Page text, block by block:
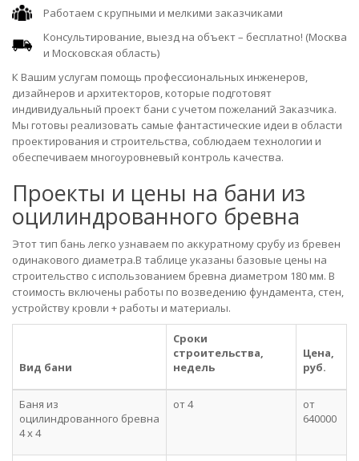
Работаем с крупными и мелкими заказчиками
Консультирование, выезд на объект – бесплатно! (Москва
и Московская область)
К Вашим услугам помощь профессиональных инженеров,
дизайнеров и архитекторов, которые подготовят
индивидуальный проект бани с учетом пожеланий Заказчика.
Мы готовы реализовать самые фантастические идеи в области
проектирования и строительства, соблюдаем технологии и
обеспечиваем многоуровневый контроль качества.
Проекты и цены на бани из
оцилиндрованного бревна
Этот тип бань легко узнаваем по аккуратному срубу из бревен
одинакового диаметра.В таблице указаны базовые цены на
строительство с использованием бревна диаметром 180 мм. В
стоимость включены работы по возведению фундамента, стен,
устройству кровли + работы и материалы.
Вид бани
Сроки
строительства,
недель
Цена,
руб.
Баня из
оцилиндрованного бревна
4 х 4
от 4
от
640000